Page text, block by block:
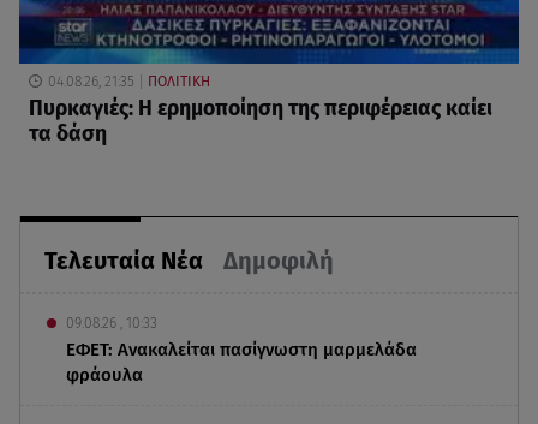
Τελευταία Νέα Δημοφιλή
09.08.26 , 10:33
ΕΦΕΤ: Ανακαλείται πασίγνωστη μαρμελάδα
φράουλα
04.08.26, 21:35 ΠΟΛΙΤΙΚΗ
Πυρκαγιές: Η ερημοποίηση της περιφέρειας καίει
τα δάση